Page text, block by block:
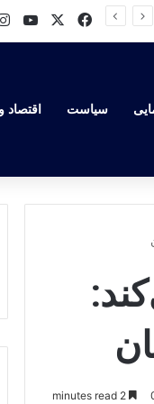
Facebook
سیاست اقتصاد